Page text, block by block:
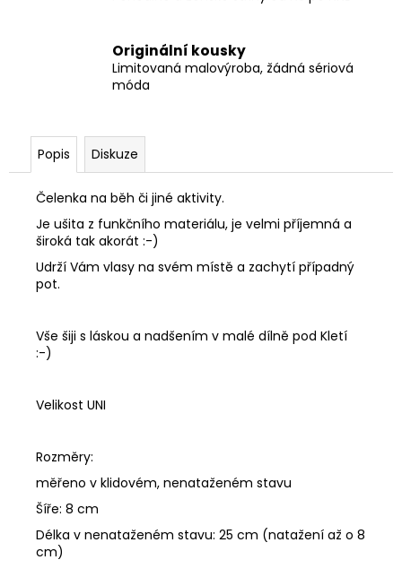
Originální kousky
Limitovaná malovýroba, žádná sériová
móda
Popis Diskuze
Čelenka na běh či jiné aktivity.
Je ušita z funkčního materiálu, je velmi příjemná a
široká tak akorát :-)
Udrží Vám vlasy na svém místě a zachytí případný
pot.
Vše šiji s láskou a nadšením v malé dílně pod Kletí
:-)
Velikost UNI
Rozměry:
měřeno v klidovém, nenataženém stavu
Šíře: 8 cm
Délka v nenataženém stavu: 25 cm (natažení až o 8
cm)